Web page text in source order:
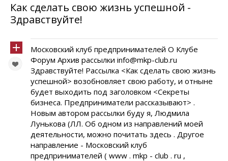
Как сделать свою жизнь успешной -
Здравствуйте!
Московский клуб предпринимателей О Клубе
Форум Архив рассылки info@mkp-club.ru
Здравствуйте! Рассылка <Как сделать свою жизнь
успешной> возобновляет свою работу, и отныне
будет выходить под заголовком <Секреты
бизнеса. Предприниматели рассказывают> .
Новым автором рассылки буду я, Людмила
Лунькова (ЛЛ. Об одном из направлений моей
деятельности, можно почитать здесь . Другое
направление - Московский клуб
предпринимателей ( www . mkp - club . ru ,